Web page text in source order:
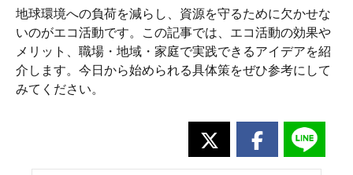
地球環境への負荷を減らし、資源を守るために欠かせな
いのがエコ活動です。この記事では、エコ活動の効果や
メリット、職場・地域・家庭で実践できるアイデアを紹
介します。今日から始められる具体策をぜひ参考にして
みてください。